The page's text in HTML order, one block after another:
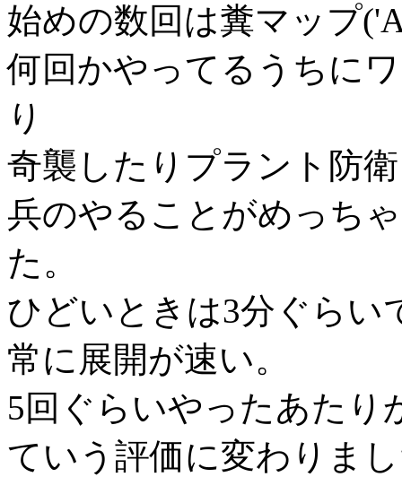
始めの数回は糞マップ
何回かやってるうちに
り
奇襲したりプラント防
兵のやることがめっち
た。
ひどいときは3分ぐらい
常に展開が速い。
5回ぐらいやったあたり
ていう評価に変わりま